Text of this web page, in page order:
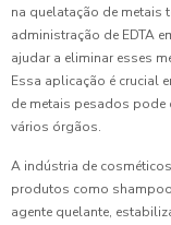
na quelatação de metais
administração de EDTA
ajudar a eliminar esses
Essa aplicação é crucial
de metais pesados pode
vários órgãos.
A indústria de
produtos como
agente quelante,